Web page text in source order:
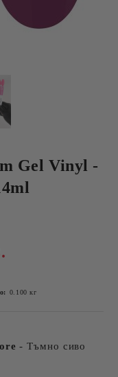
Gel Vinyl -
0.100 кг
- Тъмно сиво